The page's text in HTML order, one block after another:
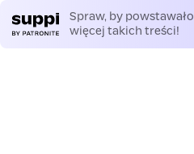
Spraw, by powstawało
więcej takich treści!